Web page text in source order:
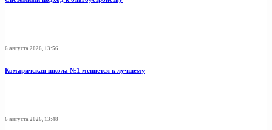
6 августа 2026, 13:56
Комаричская школа №1 меняется к лучшему
6 августа 2026, 13:48